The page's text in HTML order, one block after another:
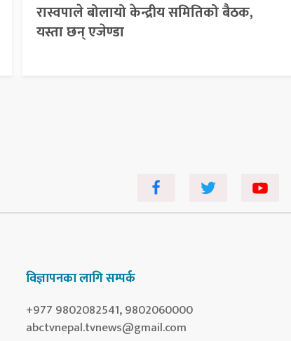
रास्वपाले बोलायो केन्द्रीय समितिको बैठक,
यस्ता छन् एजेण्डा
विज्ञापनका लागि सम्पर्क
+977 9802082541, 9802060000
abctvnepal.tvnews@gmail.com